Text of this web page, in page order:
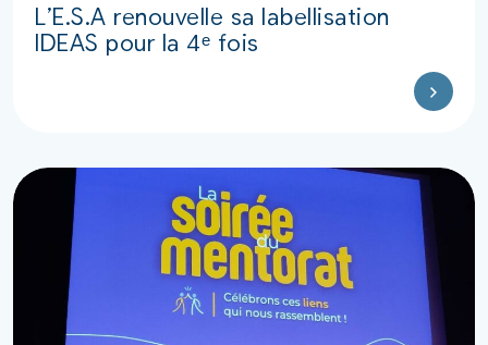
L’E.S.A renouvelle sa labellisation
IDEAS pour la 4ᵉ fois